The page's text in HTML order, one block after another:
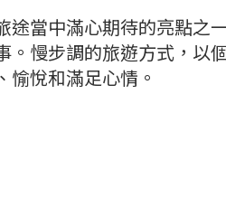
途當中滿心期待的亮點之
。慢步調的旅遊方式，以
愉悅和滿足心情。